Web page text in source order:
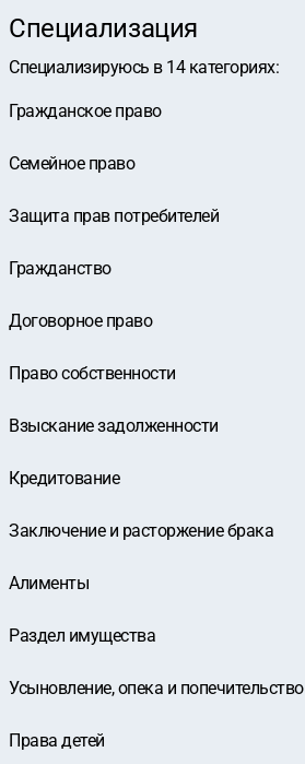
Специализация
Специализируюсь в 14 категориях:
Гражданское право
Семейное право
Защита прав потребителей
Гражданство
Договорное право
Право собственности
Взыскание задолженности
Кредитование
Заключение и расторжение брака
Алименты
Раздел имущества
Усыновление, опека и попечительство
Права детей